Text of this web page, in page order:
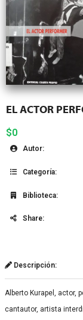
EL ACTOR
$0
Autor:
Categoría:
Biblioteca:
Share:
Descripción:
Alberto Kurapel, actor,
cantautor, artista